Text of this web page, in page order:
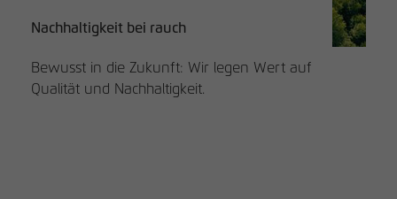
Nachhaltigkeit bei rauch
Bewusst in die Zukunft: Wir legen Wert auf
Qualität und Nachhaltigkeit.